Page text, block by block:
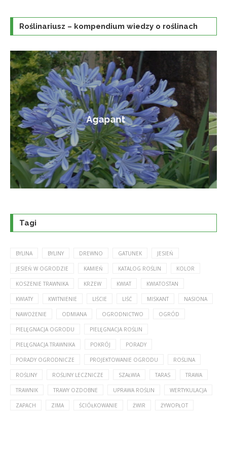
Roślinariusz – kompendium wiedzy o roślinach
Amorfa krzewiasta
Tagi
BYLINA BYLINY DREWNO GATUNEK JESIEŃ
JESIEŃ W OGRODZIE KAMIEŃ KATALOG ROŚLIN KOLOR
KOSZENIE TRAWNIKA KRZEW KWIAT KWIATOSTAN
KWIATY KWITNIENIE LIŚCIE LIŚĆ MISKANT NASIONA
NAWOŻENIE ODMIANA OGRODNICTWO OGRÓD
PIELĘGNACJA OGRODU PIELĘGNACJA ROŚLIN
PIELĘGNACJA TRAWNIKA POKRÓJ PORADY
PORADY OGRODNICZE PROJEKTOWANIE OGRODU ROŚLINA
ROŚLINY ROŚLINY LECZNICZE SZAŁWIA TARAS TRAWA
TRAWNIK TRAWY OZDOBNE UPRAWA ROŚLIN WERTYKULACJA
ZAPACH ZIMA ŚCIÓŁKOWANIE ŻWIR ŻYWOPŁOT